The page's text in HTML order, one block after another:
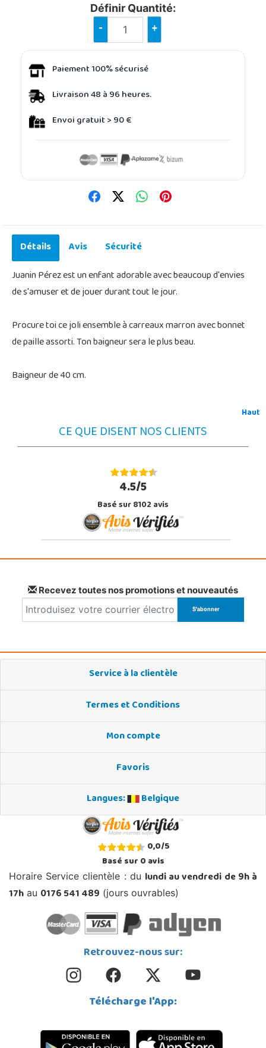
Définir Quantité:
- +
Paiement 100% sécurisé
Livraison 48 à 96 heures.
Envoi gratuit > 90 €
Détails Avis
Sécurité
Juanin Pérez est un enfant adorable avec beaucoup d'envies
de s'amuser et de jouer durant tout le jour.
Procure toi ce joli ensemble à carreaux marron avec bonnet
de paille assorti. Ton baigneur sera le plus beau.
Baigneur de 40 cm.
Haut
CE QUE DISENT NOS CLIENTS
4.5/5
Basé sur 8102 avis
Recevez toutes nos promotions et nouveautés
Service à la clientèle
Termes et Conditions
Mon compte
Favoris
Langues:
Belgique
0,0/5
Basé sur0avis
Horaire Service clientèle : du lundi au vendredi de 9h à
17h au 0176 541 489 (jours ouvrables)
Retrouvez-nous sur:
Télécharge l'App: